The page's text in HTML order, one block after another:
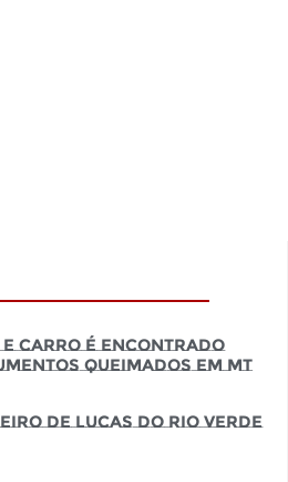
e carro é encontrado
queimados em MT
de Lucas do Rio Verde